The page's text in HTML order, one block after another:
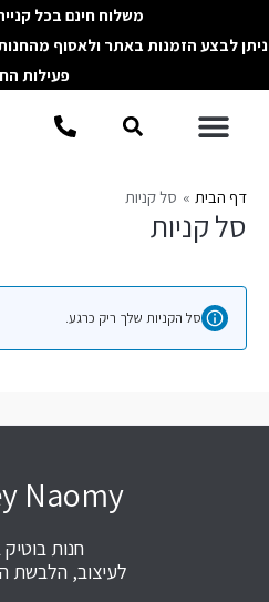
לתוכן
משלוח חינם בכל קנייה מעל
ניתן לבצע הזמנות באתר ולאסוף
פעילות
תפריטחיפוש
דף הבית סל קניות
סל קניות
סל הקניות שלך ריק כרגע.
Naomy
חנות
לעיצוב, הלבשת